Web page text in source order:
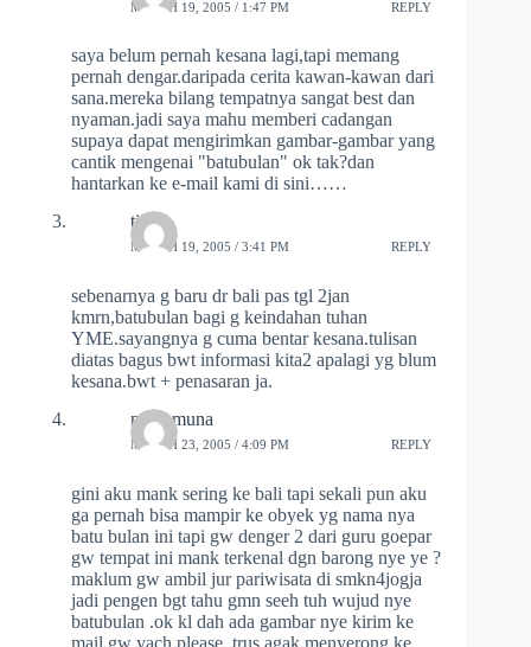
MARCH 19, 2005 / 1:47 PM REPLY
saya belum pernah kesana lagi,tapi memang
pernah dengar.daripada cerita kawan-kawan dari
sana.mereka bilang tempatnya sangat best dan
nyaman.jadi saya mahu memberi cadangan
supaya dapat mengirimkan gambar-gambar yang
cantik mengenai "batubulan" ok tak?dan
hantarkan ke e-mail kami di sini……
tiva
MARCH 19, 2005 / 3:41 PM REPLY
sebenarnya g baru dr bali pas tgl 2jan
kmrn,batubulan bagi g keindahan tuhan
YME.sayangnya g cuma bentar kesana.tulisan
diatas bagus bwt informasi kita2 apalagi yg blum
kesana.bwt + penasaran ja.
nilna muna
MARCH 23, 2005 / 4:09 PM REPLY
gini aku mank sering ke bali tapi sekali pun aku
ga pernah bisa mampir ke obyek yg nama nya
batu bulan ini tapi gw denger 2 dari guru goepar
gw tempat ini mank terkenal dgn barong nye ye ?
maklum gw ambil jur pariwisata di smkn4jogja
jadi pengen bgt tahu gmn seeh tuh wujud nye
batubulan .ok kl dah ada gambar nye kirim ke
mail gw yach please .trus agak menyerong ke